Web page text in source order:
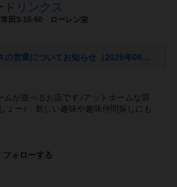
ドリンクス
常田3-15-50 ローレン栄
[NEW] 【重要】ボードリンクスの営業についてお知らせ（2026年06月23日 13時10分）
ムが遊べるお店です♪アットホームな雰
ょー♪ 新しい趣味や趣味仲間探しにも
フォローする